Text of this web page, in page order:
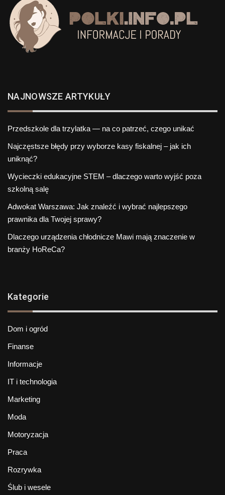
NAJNOWSZE ARTYKUŁY
Przedszkole dla trzylatka — na co patrzeć, czego unikać
Najczęstsze błędy przy wyborze kasy fiskalnej – jak ich
uniknąć?
Wycieczki edukacyjne STEM – dlaczego warto wyjść poza
szkolną salę
Adwokat Warszawa: Jak znaleźć i wybrać najlepszego
prawnika dla Twojej sprawy?
Dlaczego urządzenia chłodnicze Mawi mają znaczenie w
branży HoReCa?
Kategorie
Dom i ogród
Finanse
Informacje
IT i technologia
Marketing
Moda
Motoryzacja
Praca
Rozrywka
Ślub i wesele